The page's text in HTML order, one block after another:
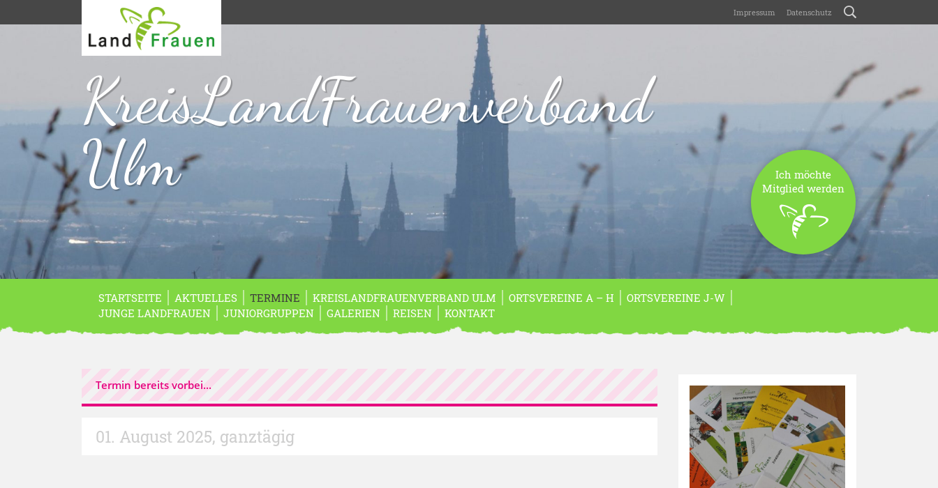
Impressum Datenschutz
KreisLandFrauenverband
Ulm
Ich möchte
Mitglied werden
STARTSEITE AKTUELLES TERMINE KREISLANDFRAUENVERBAND ULM ORTSVEREINE A – H
ORTSVEREINE J-W
JUNGE LANDFRAUEN
JUNIORGRUPPEN GALERIEN REISEN KONTAKT
Termin bereits vorbei...
01. August 2025, ganztägig